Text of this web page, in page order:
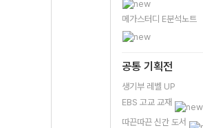
메가스터디 E분석노트
공통 기획전
생기부 레벨 UP
EBS 고교 교재
따끈따끈 신간 도서